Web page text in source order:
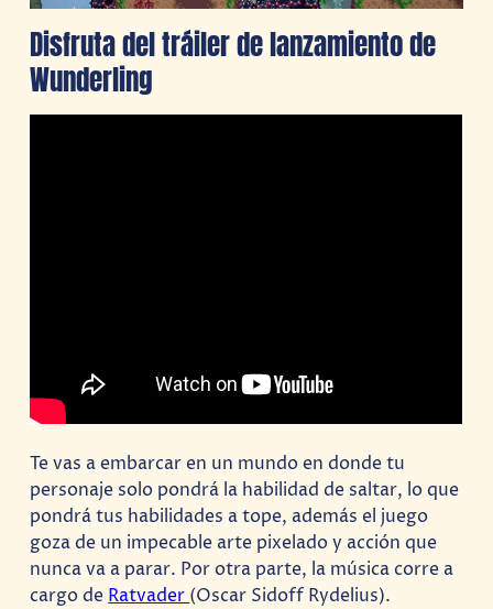
Disfruta del tráiler de lanzamiento de
Wunderling
Te vas a embarcar en un mundo en donde tu
personaje solo pondrá la habilidad de saltar, lo que
pondrá tus habilidades a tope, además el juego
goza de un impecable arte pixelado y acción que
nunca va a parar. Por otra parte, la música corre a
cargo de Ratvader (Oscar Sidoff Rydelius).